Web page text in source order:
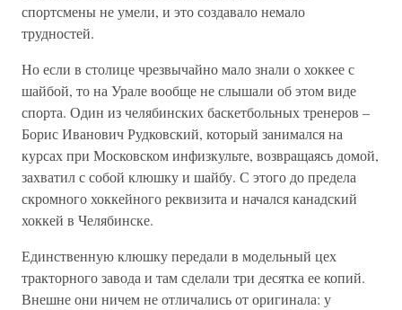
спортсмены не умели, и это создавало немало
трудностей.
Но если в столице чрезвычайно мало знали о хоккее с
шайбой, то на Урале вообще не слышали об этом виде
спорта. Один из челябинских баскетбольных тренеров –
Борис Иванович Рудковский, который занимался на
курсах при Московском инфизкульте, возвращаясь домой,
захватил с собой клюшку и шайбу. С этого до предела
скромного хоккейного реквизита и начался канадский
хоккей в Челябинске.
Единственную клюшку передали в модельный цех
тракторного завода и там сделали три десятка ее копий.
Внешне они ничем не отличались от оригинала: у